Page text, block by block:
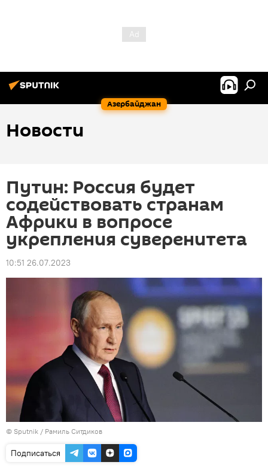
Азербайджан
Новости
Путин: Россия будет
содействовать странам
Африки в вопросе
укрепления суверенитета
10:51 26.07.2023
© Sputnik / Рамиль Ситдиков
Подписаться